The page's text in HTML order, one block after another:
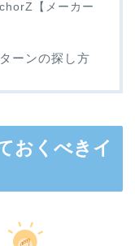
【メーカー
ーンの探し方
おくべきイ